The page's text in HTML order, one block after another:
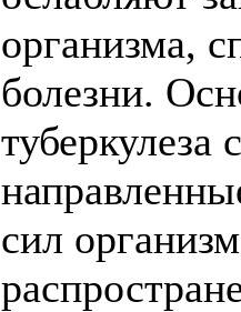
организма,
болезни.
сил